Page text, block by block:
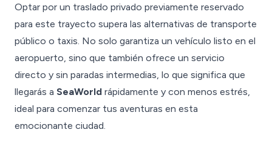
Optar por un traslado privado previamente reservado
para este trayecto supera las alternativas de transporte
público o taxis. No solo garantiza un vehículo listo en el
aeropuerto, sino que también ofrece un servicio
directo y sin paradas intermedias, lo que significa que
llegarás a SeaWorld rápidamente y con menos estrés,
ideal para comenzar tus aventuras en esta
emocionante ciudad.